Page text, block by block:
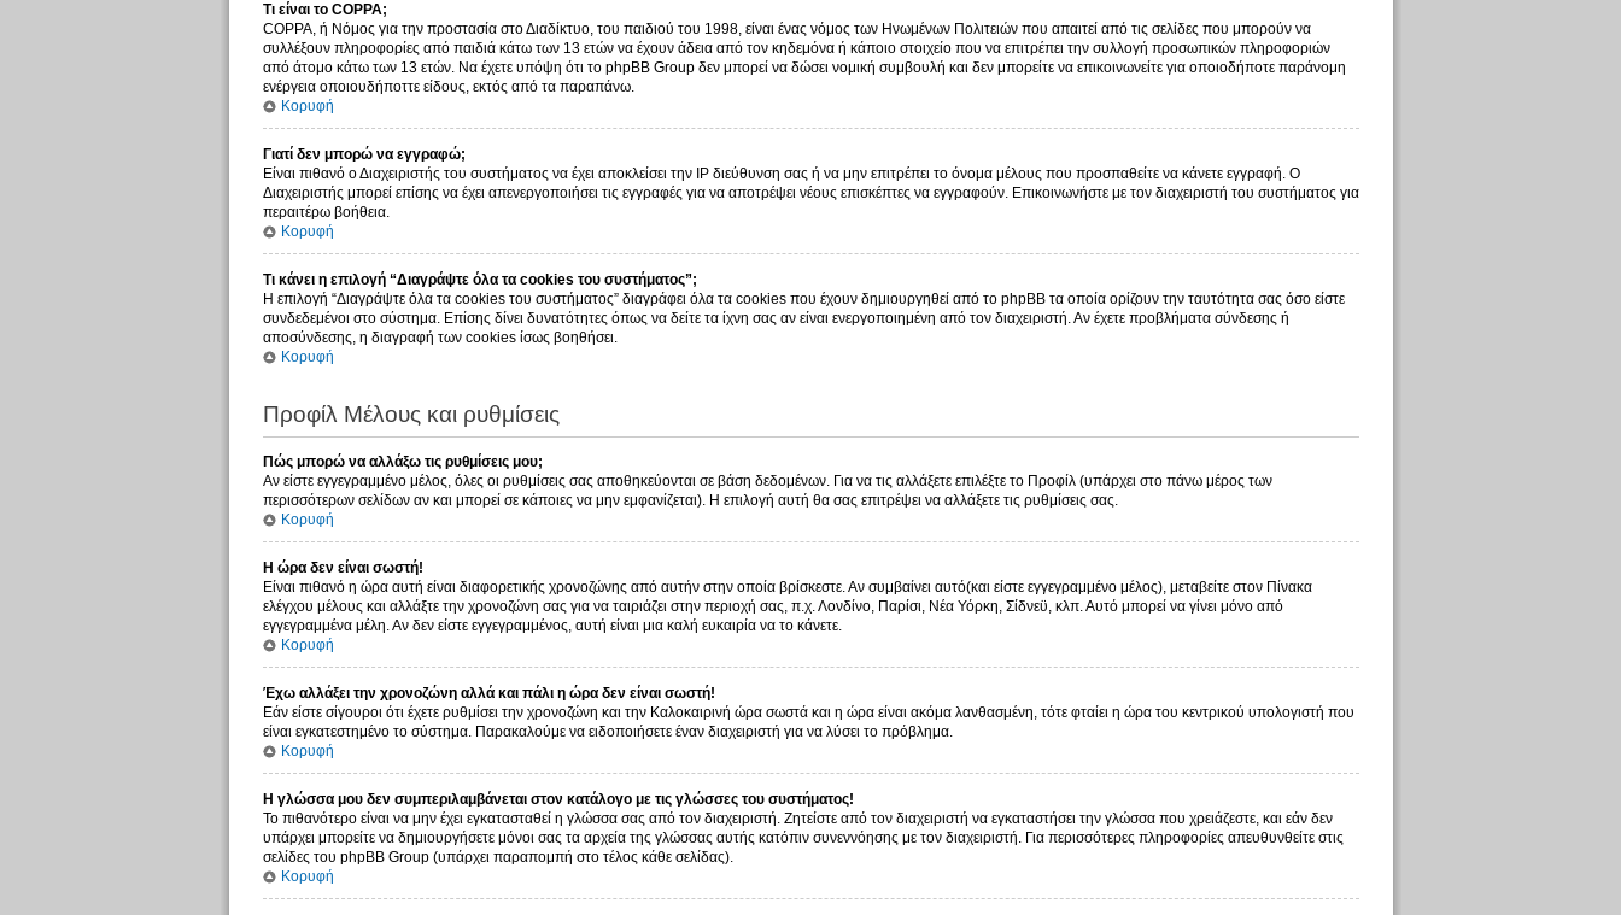
Τι είναι το COPPA;
COPPA, ή Νόμος για την προστασία στο Διαδίκτυο, του παιδιού του 1998, είναι ένας νόμος των Ηνωμένων Πολιτειών που απαιτεί από τις σελίδες που μπορούν να
συλλέξουν πληροφορίες από παιδιά κάτω των 13 ετών να έχουν άδεια από τον κηδεμόνα ή κάποιο στοιχείο που να επιτρέπει την συλλογή προσωπικών πληροφοριών
από άτομο κάτω των 13 ετών. Να έχετε υπόψη ότι το phpBB Group δεν μπορεί να δώσει νομική συμβουλή και δεν μπορείτε να επικοινωνείτε για οποιοδήποτε παράνομη
ενέργεια οποιουδήποττε είδους, εκτός από τα παραπάνω.
Κορυφή
Γιατί δεν μπορώ να εγγραφώ;
Είναι πιθανό ο Διαχειριστής του συστήματος να έχει αποκλείσει την IP διεύθυνση σας ή να μην επιτρέπει το όνομα μέλους που προσπαθείτε να κάνετε εγγραφή. Ο
Διαχειριστής μπορεί επίσης να έχει απενεργοποιήσει τις εγγραφές για να αποτρέψει νέους επισκέπτες να εγγραφούν. Επικοινωνήστε με τον διαχειριστή του συστήματος για
περαιτέρω βοήθεια.
Κορυφή
Τι κάνει η επιλογή “Διαγράψτε όλα τα cookies του συστήματος”;
Η επιλογή “Διαγράψτε όλα τα cookies του συστήματος” διαγράφει όλα τα cookies που έχουν δημιουργηθεί από το phpBB τα οποία ορίζουν την ταυτότητα σας όσο είστε
συνδεδεμένοι στο σύστημα. Επίσης δίνει δυνατότητες όπως να δείτε τα ίχνη σας αν είναι ενεργοποιημένη από τον διαχειριστή. Αν έχετε προβλήματα σύνδεσης ή
αποσύνδεσης, η διαγραφή των cookies ίσως βοηθήσει.
Κορυφή
Προφίλ Μέλους και ρυθμίσεις
Πώς μπορώ να αλλάξω τις ρυθμίσεις μου;
Αν είστε εγγεγραμμένο μέλος, όλες οι ρυθμίσεις σας αποθηκεύονται σε βάση δεδομένων. Για να τις αλλάξετε επιλέξτε το Προφίλ (υπάρχει στο πάνω μέρος των
περισσότερων σελίδων αν και μπορεί σε κάποιες να μην εμφανίζεται). Η επιλογή αυτή θα σας επιτρέψει να αλλάξετε τις ρυθμίσεις σας.
Κορυφή
Η ώρα δεν είναι σωστή!
Είναι πιθανό η ώρα αυτή είναι διαφορετικής χρονοζώνης από αυτήν στην οποία βρίσκεστε. Αν συμβαίνει αυτό(και είστε εγγεγραμμένο μέλος), μεταβείτε στον Πίνακα
ελέγχου μέλους και αλλάξτε την χρονοζώνη σας για να ταιριάζει στην περιοχή σας, π.χ. Λονδίνο, Παρίσι, Νέα Υόρκη, Σίδνεϋ, κλπ. Αυτό μπορεί να γίνει μόνο από
εγγεγραμμένα μέλη. Αν δεν είστε εγγεγραμμένος, αυτή είναι μια καλή ευκαιρία να το κάνετε.
Κορυφή
Έχω αλλάξει την χρονοζώνη αλλά και πάλι η ώρα δεν είναι σωστή!
Εάν είστε σίγουροι ότι έχετε ρυθμίσει την χρονοζώνη και την Καλοκαιρινή ώρα σωστά και η ώρα είναι ακόμα λανθασμένη, τότε φταίει η ώρα του κεντρικού υπολογιστή που
είναι εγκατεστημένο το σύστημα. Παρακαλούμε να ειδοποιήσετε έναν διαχειριστή για να λύσει το πρόβλημα.
Κορυφή
Η γλώσσα μου δεν συμπεριλαμβάνεται στον κατάλογο με τις γλώσσες του συστήματος!
Το πιθανότερο είναι να μην έχει εγκατασταθεί η γλώσσα σας από τον διαχειριστή. Ζητείστε από τον διαχειριστή να εγκαταστήσει την γλώσσα που χρειάζεστε, και εάν δεν
υπάρχει μπορείτε να δημιουργήσετε μόνοι σας τα αρχεία της γλώσσας αυτής κατόπιν συνεννόησης με τον διαχειριστή. Για περισσότερες πληροφορίες απευθυνθείτε στις
σελίδες του phpBB Group (υπάρχει παραπομπή στο τέλος κάθε σελίδας).
Κορυφή